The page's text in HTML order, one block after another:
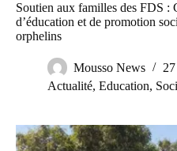
Soutien aux familles des FDS :
d’éducation et de promotion
orphelins
Mousso News
Actualité, Education,